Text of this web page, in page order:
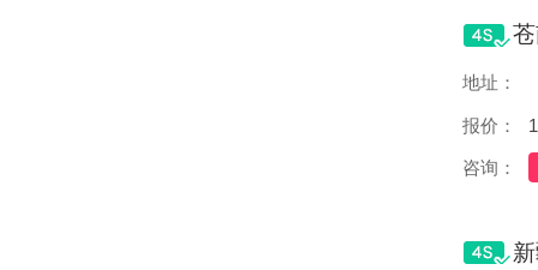
地址：
报价：
咨询：